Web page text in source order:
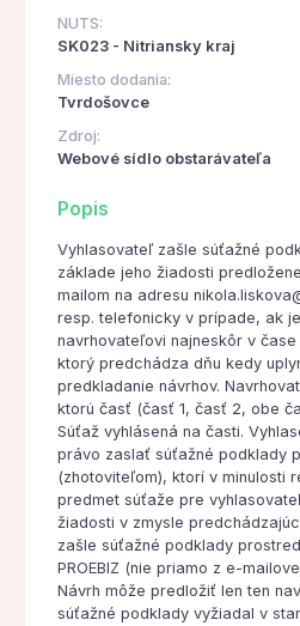
NUTS:
SK023 - Nitriansky kraj
Miesto dodania:
Tvrdošovce
Zdroj:
Webové sídlo obstarávateľa
Popis
Vyhlasovateľ zašle súťažné
základe jeho žiadosti
mailom na adresu
resp. telefonicky v prípade, ak
navrhovateľovi najneskôr v čase
ktorý predchádza dňu kedy
predkladanie návrhov.
ktorú časť (časť 1, časť 2, obe
Súťaž vyhlásená na časti.
právo zaslať súťažné podklady
(zhotoviteľom), ktorí v minulosti
predmet súťaže pre
žiadosti v zmysle
zašle súťažné podklady
PROEBIZ (nie priamo z e-
Návrh môže predložiť len ten
súťažné podklady vyžiadal v